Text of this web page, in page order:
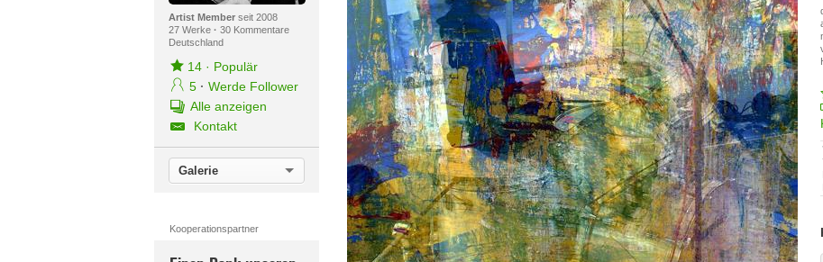
Artist Memberseit 2008
27 Werke · 30 Kommentare
Deutschland
14· Populär
5 · Werde Follower
Alle anzeigen
Kontakt
Galerie
Kooperationspartner